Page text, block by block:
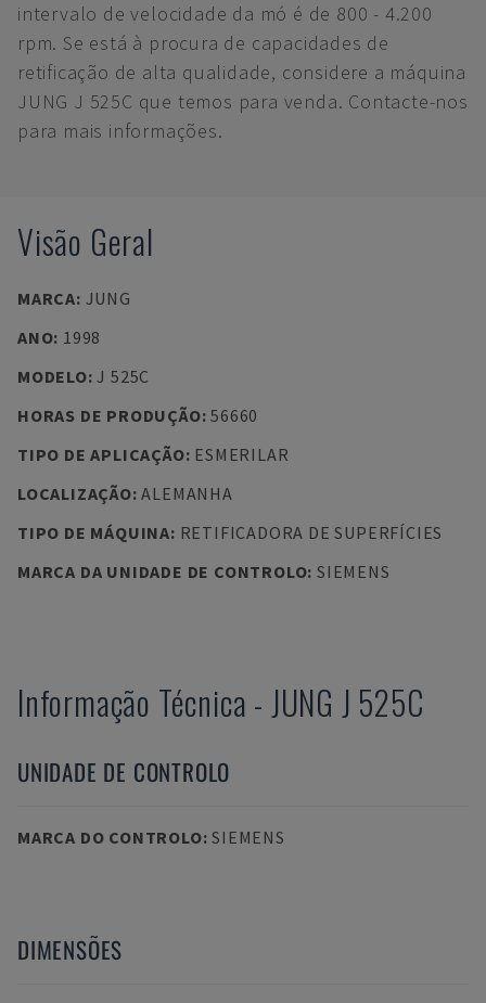
intervalo de velocidade da mó é de 800 - 4.200
rpm. Se está à procura de capacidades de
retificação de alta qualidade, considere a máquina
JUNG J 525C que temos para venda. Contacte-nos
para mais informações.
Visão Geral
MARCA: JUNG
ANO: 1998
MODELO:J 525C
HORAS DE PRODUÇÃO:56660
TIPO DE APLICAÇÃO: ESMERILAR
LOCALIZAÇÃO:ALEMANHA
TIPO DE MÁQUINA: RETIFICADORA DE SUPERFÍCIES
MARCA DA UNIDADE DE CONTROLO: SIEMENS
Informação Técnica - JUNG J 525C
UNIDADE DE CONTROLO
MARCA DO CONTROLO:SIEMENS
DIMENSÕES